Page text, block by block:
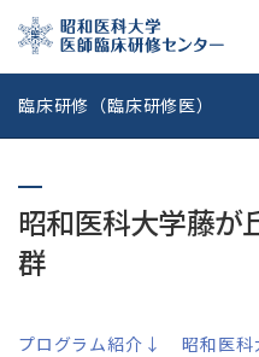
臨床研修（臨床研修医）
昭和医科大学藤が
群
プログラム紹介↓ 昭和医